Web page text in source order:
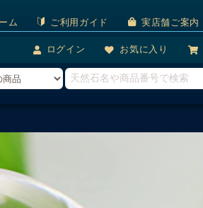
ム ご利用ガイド 実店舗ご案内
ログイン お気に入り